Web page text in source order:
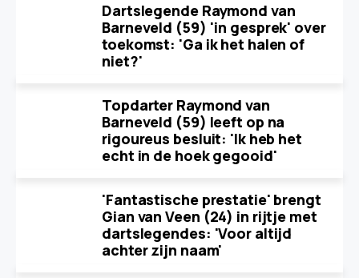
Dartslegende Raymond van
Barneveld (59) 'in gesprek' over
toekomst: 'Ga ik het halen of
niet?'
Topdarter Raymond van
Barneveld (59) leeft op na
rigoureus besluit: 'Ik heb het
echt in de hoek gegooid'
'Fantastische prestatie' brengt
Gian van Veen (24) in rijtje met
dartslegendes: 'Voor altijd
achter zijn naam'